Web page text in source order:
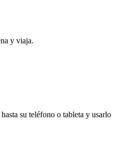
y viaja.
su teléfono o tableta y usarlo